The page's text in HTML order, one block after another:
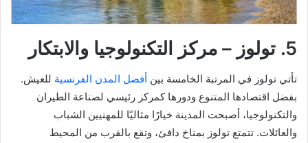
5. تولوز – مركز التكنولوجيا والابتكار
تأتي تولوز في المرتبة الخامسة بين أفضل المدن الفرنسية للعيش.
بفضل اقتصادها المتنوع ودورها كمركز رئيسي لصناعة الطيران
والتكنولوجيا، أصبحت المدينة خيارًا مثاليًا للمهنيين الشباب
والعائلات. تتمتع تولوز بمناخ دافئ، وتقع بالقرب من المحيط